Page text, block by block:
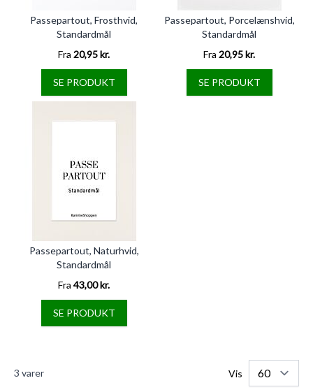
Passepartout, Frosthvid,
Standardmål
Fra 20,95 kr.
SE PRODUKT
Passepartout, Porcelænshvid,
Standardmål
Fra 20,95 kr.
SE PRODUKT
Passepartout, Naturhvid,
Standardmål
Fra 43,00 kr.
SE PRODUKT
3 varer Vis